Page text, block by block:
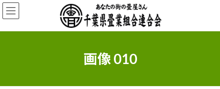
コ
ン
ン
ナ
ビ
ー
画像 010